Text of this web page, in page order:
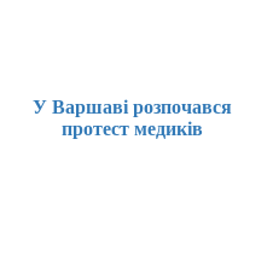
У Варшаві розпочався
протест медиків